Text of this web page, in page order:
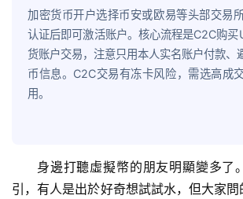
加密货币开户选择币安或欧易等头部交易
认证后即可激活账户。核心流程是C2C购买
货账户交易，注意只用本人实名账户付款、
币信息。C2C交易有冻卡风险，需选高成
用。
身邊打聽虛擬幣的朋友明顯變多了
引，有人是出於好奇想試試水，但大家問